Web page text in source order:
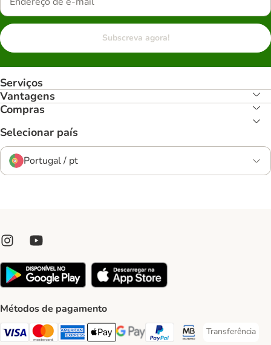
Subscreva agora!
Serviços
Vantagens
Compras
Selecionar país
Portugal / pt
Métodos de pagamento
Visa Payment Method
Mastercard Payment Method
American Express Payment Method
Apple Pay Payment Method
Google Pay Payment Method
PayPal Payment Method
Multibanco Payment
Transferência
Transferência